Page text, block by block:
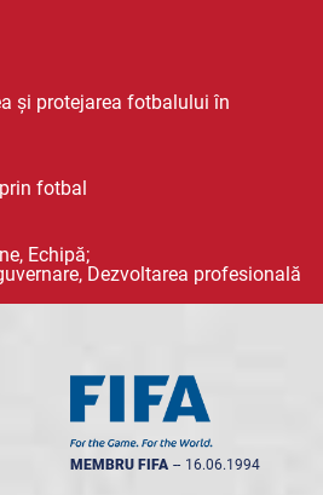
și protejarea fotbalului în
fotbal
Echipă;
Dezvoltarea profesională
MEMBRU FIFA -- 16.06.1994